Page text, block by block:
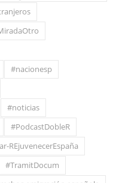
#nacionesp
#noticias
#PodcastDobleR
REjuvenecerEspaña
#TramitDocum